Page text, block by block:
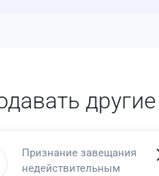
Признание завещания
недействительным